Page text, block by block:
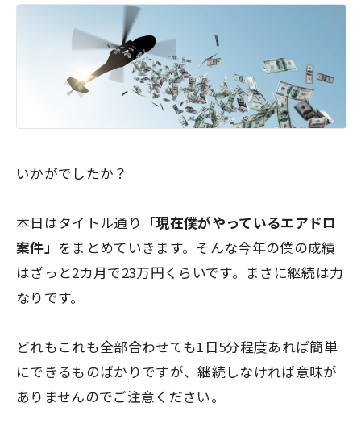
いかがでしたか？
本日はタイトル通り 「現在僕がやっているエアドロ
案件」 をまとめていきます。そんな今年の僕の成績
はざっと2カ月で23万円くらいです。まさに継続は力
なりです。
どれもこれも全部合わせても1日5分程度あれば簡単
にできるものばかりですが、継続しなければ意味が
ありませんのでご注意ください。